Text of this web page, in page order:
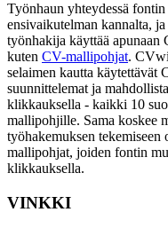
Työnhaun yhteydessä
ensivaikutelman kannalta,
työnhakija käyttää apunaan
kuten CV-mallipohjat.
selaimen kautta käytettävät
suunnittelemat ja
klikkauksella - kaikki 10
mallipohjille. Sama koskee
työhakemuksen
mallipohjat, joiden fontin
klikkauksella.
VINKKI